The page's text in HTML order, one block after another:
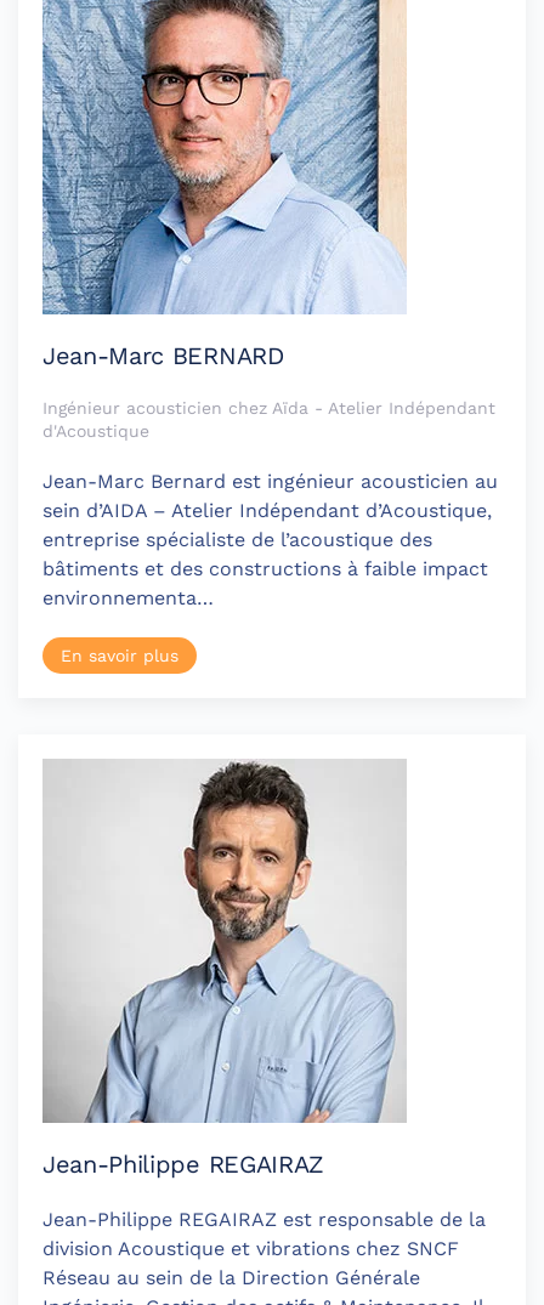
Jean-Marc BERNARD
Ingénieur acousticien chez Aïda - Atelier Indépendant
d'Acoustique
Jean-Marc Bernard est ingénieur acousticien au
sein d’AIDA – Atelier Indépendant d’Acoustique,
entreprise spécialiste de l’acoustique des
bâtiments et des constructions à faible impact
environnementa…
En savoir plus
Jean-Philippe REGAIRAZ
Jean-Philippe REGAIRAZ est responsable de la
division Acoustique et vibrations chez SNCF
Réseau au sein de la Direction Générale